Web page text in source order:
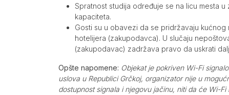
Spratnost studija određuje se na licu mesta
kapaciteta.
Gosti su u obavezi da se pridržavaju
hotelijera (zakupodavca). U slučaju
(zakupodavac) zadržava pravo da uskrati
Opšte napomene: Objekat je pokriven Wi-Fi
uslova u Republici Grčkoj, organizator nije u
dostupnost signala i njegovu jačinu, niti da će Wi-